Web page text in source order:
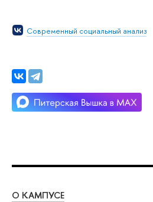
Современный социальный анализ
О КАМПУСЕ